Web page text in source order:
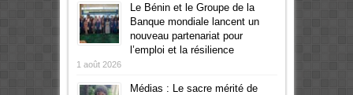
Le Bénin et le Groupe de la
Banque mondiale lancent un
nouveau partenariat pour
l’emploi et la résilience
1 août 2026
Médias : Le sacre mérité de